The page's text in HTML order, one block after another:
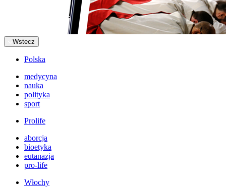
Wstecz
Polska
medycyna
nauka
polityka
sport
Prolife
aborcja
bioetyka
eutanazja
pro-life
Włochy